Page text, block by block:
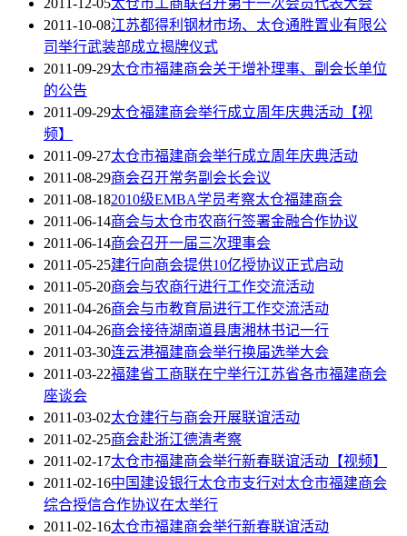
2011-12-05太仓市工商联召开第十一次会员代表大会
2011-10-08江苏都得利钢材市场、太仓通胜置业有限公
司举行武装部成立揭牌仪式
2011-09-29太仓市福建商会关于增补理事、副会长单位
的公告
2011-09-29太仓福建商会举行成立周年庆典活动【视
频】
2011-09-27太仓市福建商会举行成立周年庆典活动
2011-08-29商会召开常务副会长会议
2011-08-182010级EMBA学员考察太仓福建商会
2011-06-14商会与太仓市农商行签署金融合作协议
2011-06-14商会召开一届三次理事会
2011-05-25建行向商会提供10亿授协议正式启动
2011-05-20商会与农商行进行工作交流活动
2011-04-26商会与市教育局进行工作交流活动
2011-04-26商会接待湖南道县唐湘林书记一行
2011-03-30连云港福建商会举行换届选举大会
2011-03-22福建省工商联在宁举行江苏省各市福建商会
座谈会
2011-03-02太仓建行与商会开展联谊活动
2011-02-25商会赴浙江德清考察
2011-02-17太仓市福建商会举行新春联谊活动【视频】
2011-02-16中国建设银行太仓市支行对太仓市福建商会
综合授信合作协议在太举行
2011-02-16太仓市福建商会举行新春联谊活动